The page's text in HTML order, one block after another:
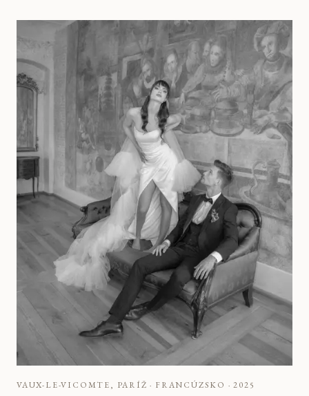
VAUX-LE-VICOMTE, PARÍŽ · FRANCÚZSKO ·2025